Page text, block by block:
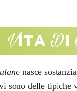
VITA D
nasce
sono delle tipiche